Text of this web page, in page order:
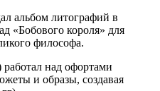
альбом литографий в
«Бобового короля» для
философа.
над офортами
и образы, создавая